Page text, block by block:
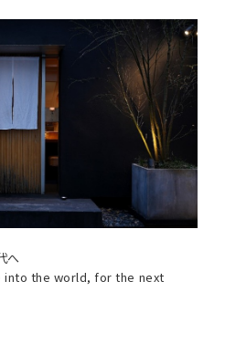
へ
the world, for the next